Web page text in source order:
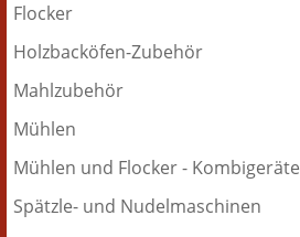
Flocker
Holzbacköfen-Zubehör
Mahlzubehör
Mühlen
Mühlen und Flocker - Kombigeräte
Spätzle- und Nudelmaschinen